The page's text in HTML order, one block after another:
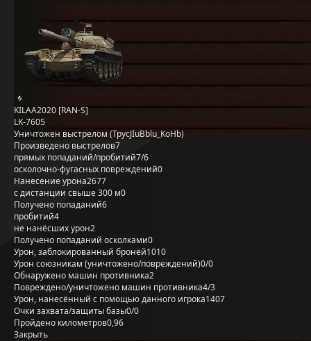
KILAA2020 [RAN-S]
LK-7605
Уничтожен выстрелом (TpycJIuBblu_KoHb)
Произведено выстрелов7
прямых попаданий/пробитий7/6
осколочно-фугасных повреждений0
Нанесение урона2677
с дистанции свыше 300 м0
Получено попаданий6
пробитий4
не нанёсших урон2
Получено попаданий осколками0
Урон, заблокированный бронёй1010
Урон союзникам (уничтожено/повреждений)0/0
Обнаружено машин противника2
Повреждено/уничтожено машин противника4/3
Урон, нанесённый с помощью данного игрока1407
Очки захвата/защиты базы0/0
Пройдено километров0,96
Закрыть